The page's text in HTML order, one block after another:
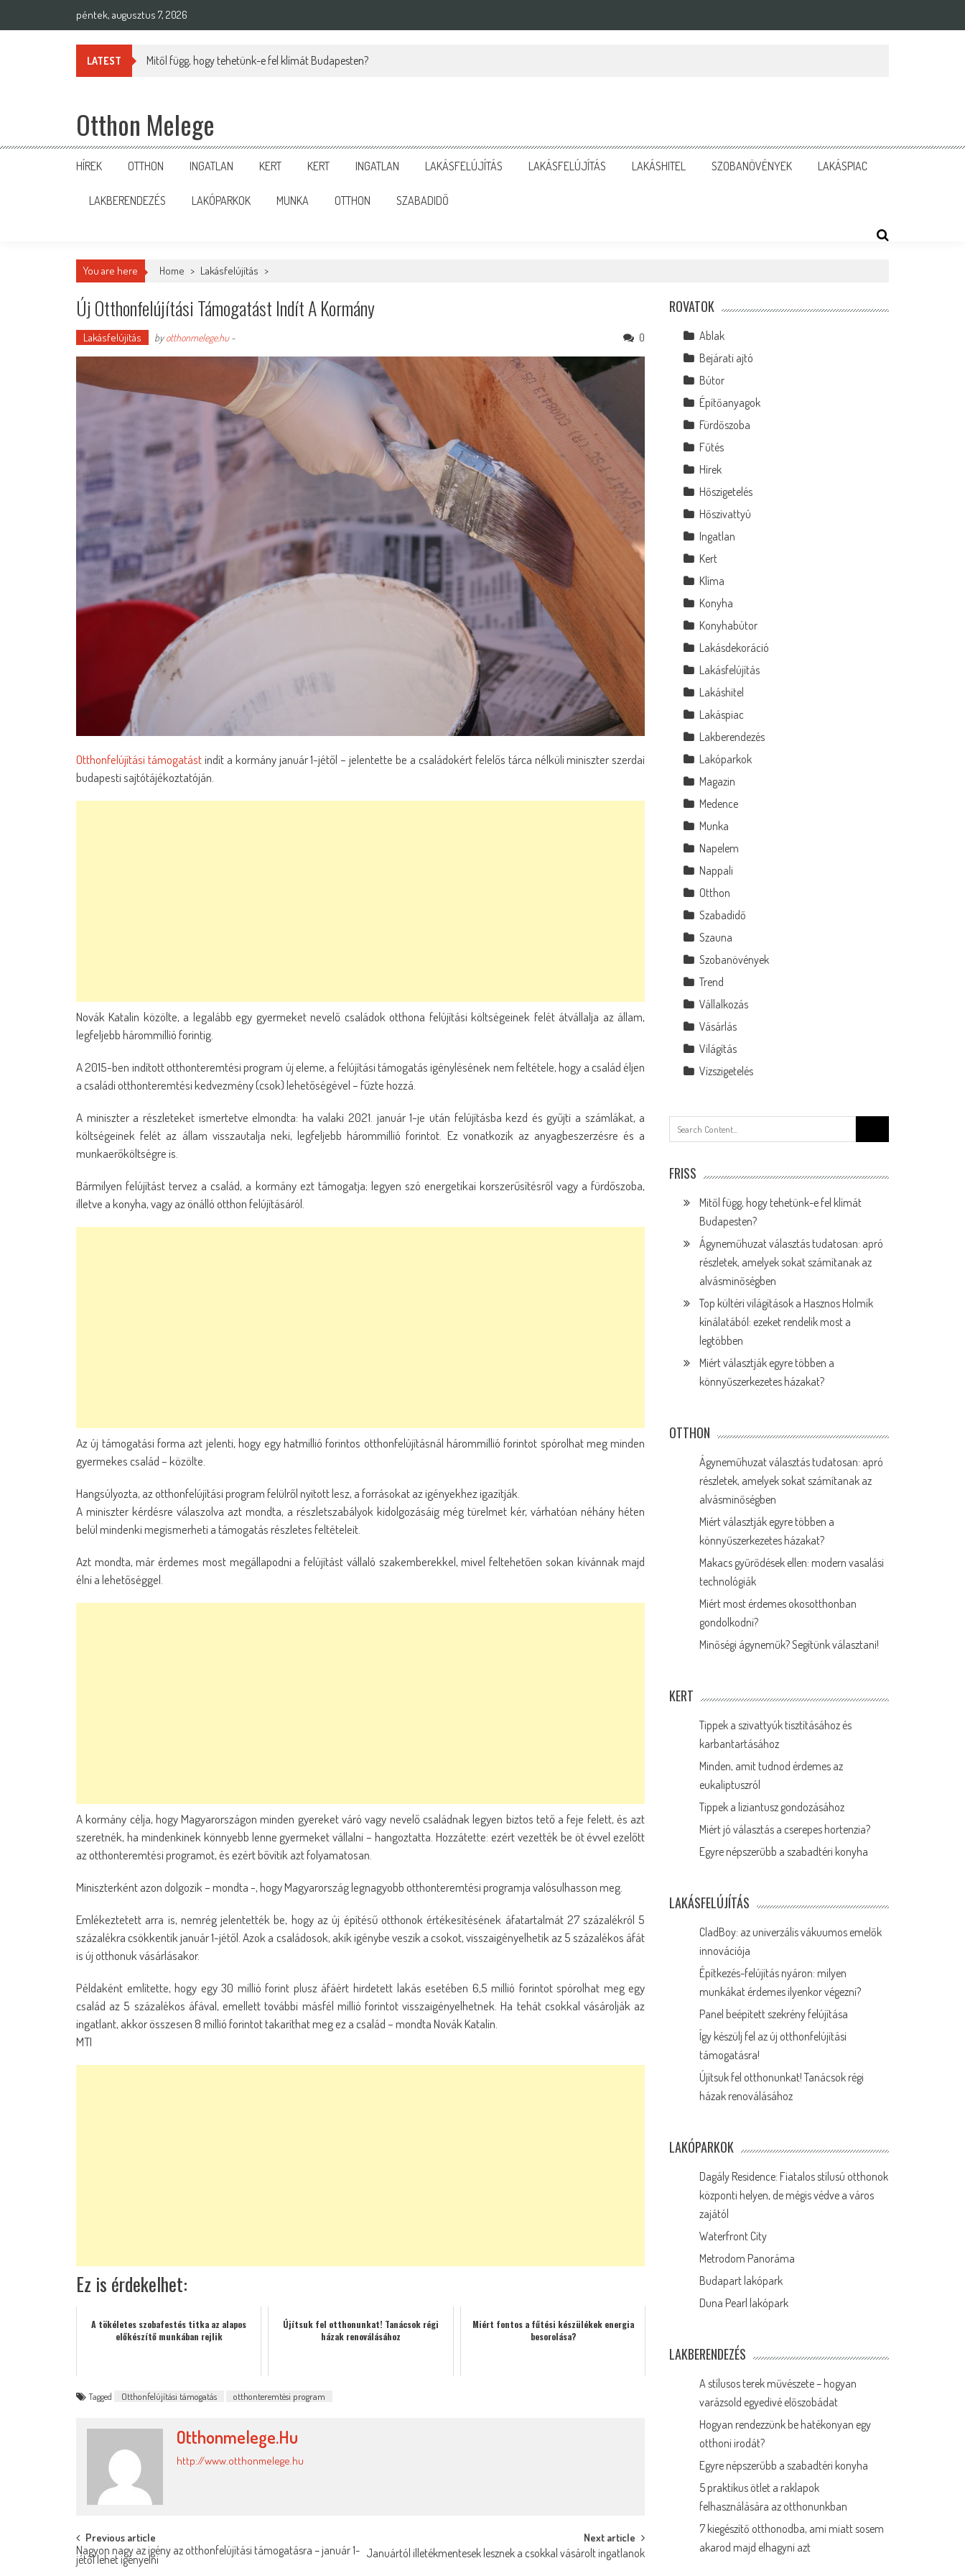
péntek, augusztus 7, 2026
LATEST Mitől függ, hogy tehetünk-e fel klímát Budapesten?
Otthon Melege
HÍREK OTTHON INGATLAN KERT KERT INGATLAN LAKÁSFELÚJÍTÁS LAKÁSFELÚJÍTÁS LAKÁSHITEL SZOBANÖVÉNYEK LAKÁSPIAC
LAKBERENDEZÉS LAKÓPARKOK MUNKA OTTHON SZABADIDŐ
You are here Home > Lakásfelújítás >
Új Otthonfelújítási Támogatást Indít A Kormány
Lakásfelújítás byotthonmelege.hu- 0
Otthonfelújítási támogatástindít a kormány január 1-jétől – jelentette be a családokért felelős tárca nélküli miniszter szerdai
budapesti sajtótájékoztatóján.
Novák Katalin közölte, a legalább egy gyermeket nevelő családok otthona felújítási költségeinek felét átvállalja az állam,
legfeljebb hárommillió forintig.
A 2015-ben indított otthonteremtési program új eleme, a felújítási támogatás igénylésének nem feltétele, hogy a család éljen
a családi otthonteremtési kedvezmény (csok) lehetőségével – fűzte hozzá.
A miniszter a részleteket ismertetve elmondta: ha valaki 2021. január 1-je után felújításba kezd és gyűjti a számlákat, a
költségeinek felét az állam visszautalja neki, legfeljebb hárommillió forintot. Ez vonatkozik az anyagbeszerzésre és a
munkaerőköltségre is.
Bármilyen felújítást tervez a család, a kormány ezt támogatja; legyen szó energetikai korszerűsítésről vagy a fürdőszoba,
illetve a konyha, vagy az önálló otthon felújításáról.
Az új támogatási forma azt jelenti, hogy egy hatmillió forintos otthonfelújításnál hárommillió forintot spórolhat meg minden
gyermekes család – közölte.
Hangsúlyozta, az otthonfelújítási program felülről nyitott lesz, a forrásokat az igényekhez igazítják.
A miniszter kérdésre válaszolva azt mondta, a részletszabályok kidolgozásáig még türelmet kér, várhatóan néhány héten
belül mindenki megismerheti a támogatás részletes feltételeit.
Azt mondta, már érdemes most megállapodni a felújítást vállaló szakemberekkel, mivel feltehetően sokan kívánnak majd
élni a lehetőséggel.
A kormány célja, hogy Magyarországon minden gyereket váró vagy nevelő családnak legyen biztos tető a feje felett, és azt
szeretnék, ha mindenkinek könnyebb lenne gyermeket vállalni – hangoztatta. Hozzátette: ezért vezették be öt évvel ezelőtt
az otthonteremtési programot, és ezért bővítik azt folyamatosan.
Miniszterként azon dolgozik – mondta -, hogy Magyarország legnagyobb otthonteremtési programja valósulhasson meg.
Emlékeztetett arra is, nemrég jelentették be, hogy az új építésű otthonok értékesítésének áfatartalmát 27 százalékról 5
százalékra csökkentik január 1-jétől. Azok a családosok, akik igénybe veszik a csokot, visszaigényelhetik az 5 százalékos áfát
is új otthonuk vásárlásakor.
Példaként említette, hogy egy 30 millió forint plusz áfáért hirdetett lakás esetében 6,5 millió forintot spórolhat meg egy
család az 5 százalékos áfával, emellett további másfél millió forintot visszaigényelhetnek. Ha tehát csokkal vásárolják az
ingatlant, akkor összesen 8 millió forintot takaríthat meg ez a család – mondta Novák Katalin.
MTI
Ez is érdekelhet:
A tökéletes szobafestés titka az alapos
előkészítő munkában rejlik
Újítsuk fel otthonunkat! Tanácsok régi
házak renoválásához
Miért fontos a fűtési készülékek energia
besorolása?
Tagged Otthonfelújítási támogatás otthonteremtési program
Otthonmelege.hu
http://www.otthonmelege.hu
Post
Previous article
Nagyon nagy az igény az otthonfelújítási támogatásra – január 1-
jétől lehet igényelni
Next article
Januártól illetékmentesek lesznek a csokkal vásárolt ingatlanok
ROVATOK
Ablak
Bejárati ajtó
Bútor
Építőanyagok
Fürdőszoba
Fűtés
Hírek
Hőszigetelés
Hőszivattyú
Ingatlan
Kert
Klíma
Konyha
Konyhabútor
Lakásdekoráció
Lakásfelújítás
Lakáshitel
Lakáspiac
Lakberendezés
Lakóparkok
Magazin
Medence
Munka
Napelem
Nappali
Otthon
Szabadidő
Szauna
Szobanövények
Trend
Vállalkozás
Vásárlás
Világítás
Vízszigetelés
for:
FRISS
Mitől függ, hogy tehetünk-e fel klímát
Budapesten?
Ágyneműhuzat választás tudatosan: apró
részletek, amelyek sokat számítanak az
alvásminőségben
Top kültéri világítások a Hasznos Holmik
kínálatából: ezeket rendelik most a
legtöbben
Miért választják egyre többen a
könnyűszerkezetes házakat?
OTTHON
Ágyneműhuzat választás tudatosan: apró
részletek, amelyek sokat számítanak az
alvásminőségben
Miért választják egyre többen a
könnyűszerkezetes házakat?
Makacs gyűrődések ellen: modern vasalási
technológiák
Miért most érdemes okosotthonban
gondolkodni?
Minőségi ágyneműk? Segítünk választani!
KERT
Tippek a szivattyúk tisztításához és
karbantartásához
Minden, amit tudnod érdemes az
eukaliptuszról
Tippek a liziantusz gondozásához
Miért jó választás a cserepes hortenzia?
Egyre népszerűbb a szabadtéri konyha
LAKÁSFELÚJÍTÁS
CladBoy: az univerzális vákuumos emelők
innovációja
Építkezés-felújítás nyáron: milyen
munkákat érdemes ilyenkor végezni?
Panel beépített szekrény felújítása
Így készülj fel az új otthonfelújítási
támogatásra!
Újítsuk fel otthonunkat! Tanácsok régi
házak renoválásához
LAKÓPARKOK
Dagály Residence: Fiatalos stílusú otthonok
központi helyen, de mégis védve a város
zajától
Waterfront City
Metrodom Panoráma
Budapart lakópark
Duna Pearl lakópark
LAKBERENDEZÉS
A stílusos terek művészete – hogyan
varázsold egyedivé előszobádat
Hogyan rendezzünk be hatékonyan egy
otthoni irodát?
Egyre népszerűbb a szabadtéri konyha
5 praktikus ötlet a raklapok
felhasználására az otthonunkban
7 kiegészítő otthonodba, ami miatt sosem
akarod majd elhagyni azt